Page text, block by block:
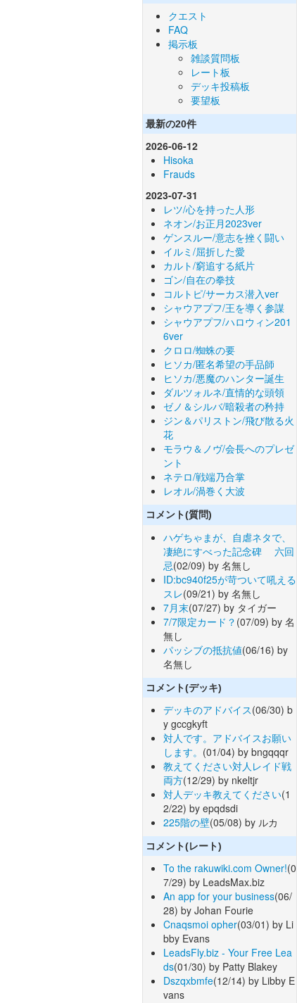
クエスト
FAQ
掲示板
雑談質問板
レート板
デッキ投稿板
要望板
最新の20件
2026-06-12
Hisoka
Frauds
2023-07-31
レツ/心を持った人形
ネオン/お正月2023ver
ゲンスルー/意志を挫く闘い
イルミ/屈折した愛
カルト/窮追する紙片
ゴン/自在の拳技
コルトピ/サーカス潜入ver
シャウアプフ/王を導く参謀
シャウアプフ/ハロウィン201
6ver
クロロ/蜘蛛の要
ヒソカ/匿名希望の手品師
ヒソカ/悪魔のハンター誕生
ダルツォルネ/直情的な頭領
ゼノ＆シルバ/暗殺者の矜持
ジン＆パリストン/飛び散る火
花
モラウ＆ノヴ/会長へのプレゼ
ント
ネテロ/戦端乃合掌
レオル/渦巻く大波
コメント(質問)
ハゲちゃまが、自虐ネタで、
凄絶にすべった記念碑 六回
忌(02/09) by 名無し
ID:bc940f25が苛ついて吼える
スレ(09/21) by 名無し
7月末(07/27) by タイガー
7/7限定カード？ (07/09) by 名
無し
パッシブの抵抗値(06/16) by
名無し
コメント(デッキ)
デッキのアドバイス(06/30) b
y gccgkyft
対人です。アドバイスお願い
します。 (01/04) by bngqqqr
教えてください対人レイド戦
両方(12/29) by nkeltjr
対人デッキ教えてください(1
2/22) by epqdsdi
225階の壁(05/08) by ルカ
コメント(レート)
To the rakuwiki.com Owner!(0
7/29) by LeadsMax.biz
An app for your business(06/
28) by Johan Fourie
Cnaqsmoi opher(03/01) by Li
bby Evans
LeadsFly.biz - Your Free Lea
ds(01/30) by Patty Blakey
Dszqxbmfe(12/14) by Libby E
vans